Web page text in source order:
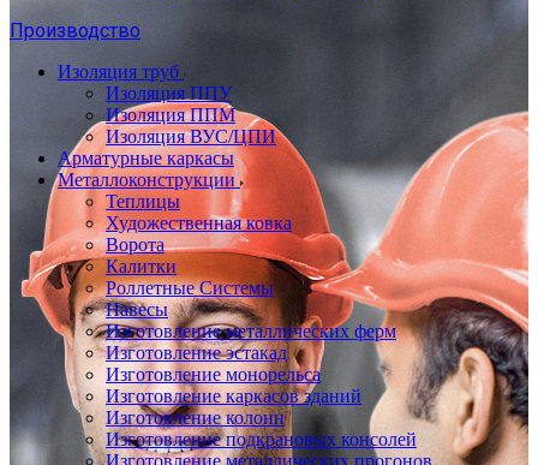
Производство
Изоляция труб
Изоляция ППУ
Изоляция ППМ
Изоляция ВУС/ЦПИ
Арматурные каркасы
Металлоконструкции
Теплицы
Художественная ковка
Ворота
Калитки
Роллетные Системы
Навесы
Изготовление металлических ферм
Изготовление эстакад
Изготовление монорельса
Изготовление каркасов зданий
Изготовление колонн
Изготовление подкрановых консолей
Изготовление металлических прогонов